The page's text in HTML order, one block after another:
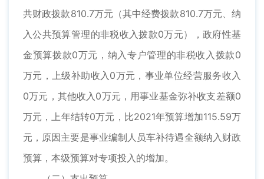
共财政拨款810.7万元（其中经费拨款810.7万元、纳
入公共预算管理的非税收入拨款0万元），政府性基
金预算拨款0万元，纳入专户管理的非税收入拨款0
万元，上级补助收入0万元，事业单位经营服务收入
0万元，其他收入0万元，用事业基金弥补收支差额0
万元，上年结转0万元，比2021年预算增加115.59万
元，原因主要是事业编制人员车补待遇全额纳入财政
预算，本级预算对专项投入的增加。